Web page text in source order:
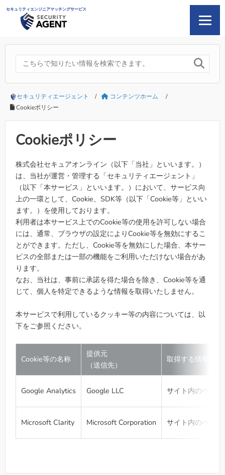
セキュリティエンジニアマッチングサービス

セキュリティエージェント / コンテンツホーム
/
Cookieポリシー
Cookieポリシー
株式会社セキュアオンライン（以下「当社」といいます。）
は、当社が運営・管理する「セキュリティエージェント」
（以下「本サービス」といいます。）において、サービス向
上の一環として、Cookie、SDK等（以下「Cookie等」といい
ます。）を使用しております。
利用者は本サービス上でのCookie等の使用を許可しない場合
には、通常、ブラウザの設定によりCookie等を無効にするこ
とができます。ただし、Cookie等を無効にした場合、本サー
ビスの全部または一部の機能をご利用いただけない場合があ
ります。
なお、当社は、事前に承諾を得た場合を除き、Cookie等を通
じて、個人を特定できるような情報を取得いたしません。
本サービスで利用しているクッキー等の内容については、以
下をご参照ください。
Cookie等の名称
提供元
（送信先）
取得する情報
Google Analytics Google LLC サイト内のペー
Microsoft Clarity Microsoft Corporation サイト内のペー